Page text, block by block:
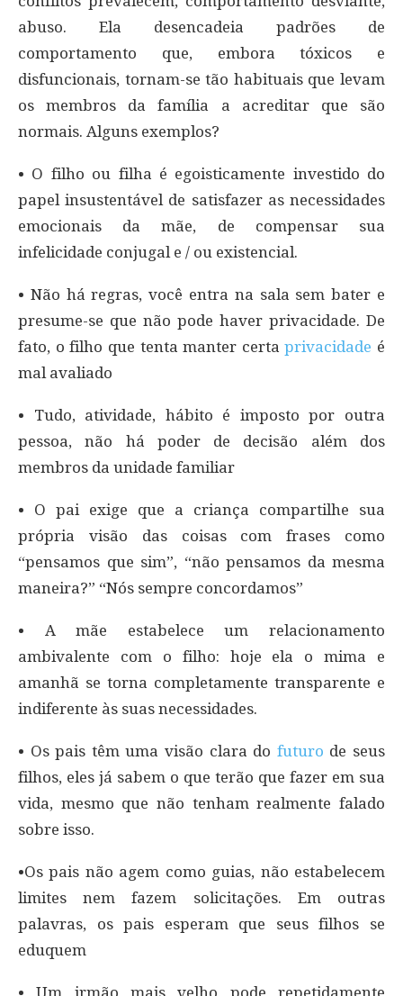
abuso. Ela desencadeia padrões de
comportamento que, embora tóxicos e
disfuncionais, tornam-se tão habituais que levam
os membros da família a acreditar que são
normais. Alguns exemplos?
• O filho ou filha é egoisticamente investido do
papel insustentável de satisfazer as necessidades
emocionais da mãe, de compensar sua
infelicidade conjugal e / ou existencial.
• Não há regras, você entra na sala sem bater e
presume-se que não pode haver privacidade. De
fato, o filho que tenta manter certaprivacidade é
mal avaliado
• Tudo, atividade, hábito é imposto por outra
pessoa, não há poder de decisão além dos
membros da unidade familiar
• O pai exige que a criança compartilhe sua
própria visão das coisas com frases como
“pensamos que sim”, “não pensamos da mesma
maneira?” “Nós sempre concordamos”
• A mãe estabelece um relacionamento
ambivalente com o filho: hoje ela o mima e
amanhã se torna completamente transparente e
indiferente às suas necessidades.
• Os pais têm uma visão clara do futuro de seus
filhos, eles já sabem o que terão que fazer em sua
vida, mesmo que não tenham realmente falado
sobre isso.
•Os pais não agem como guias, não estabelecem
limites nem fazem solicitações. Em outras
palavras, os pais esperam que seus filhos se
eduquem
• Um irmão mais velho pode repetidamente